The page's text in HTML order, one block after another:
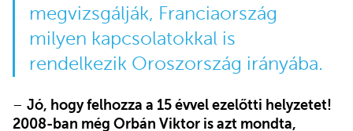
megvizsgálják, Franciaország
milyen kapcsolatokkal is
rendelkezik Oroszország irányába.
– Jó, hogy felhozza a 15 évvel ezelőtti helyzetet!
2008-ban még Orbán Viktor is azt mondta,